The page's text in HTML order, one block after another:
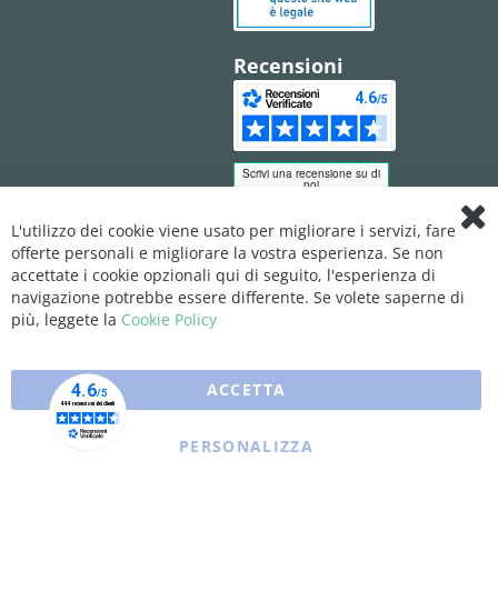
Recensioni
L'utilizzo dei cookie viene usato per migliorare i servizi, fare
offerte personali e migliorare la vostra esperienza. Se non
accettate i cookie opzionali qui di seguito, l'esperienza di
navigazione potrebbe essere differente. Se volete saperne di
più, leggete la Cookie Policy
ACCETTA
PERSONALIZZA